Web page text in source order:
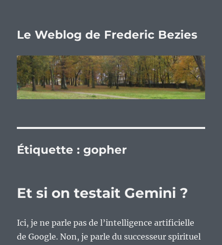
Le Weblog de Frederic Bezies
Étiquette :gopher
Et si on testait Gemini ?
Ici, je ne parle pas de l’intelligence artificielle
de Google. Non, je parle du successeur spirituel